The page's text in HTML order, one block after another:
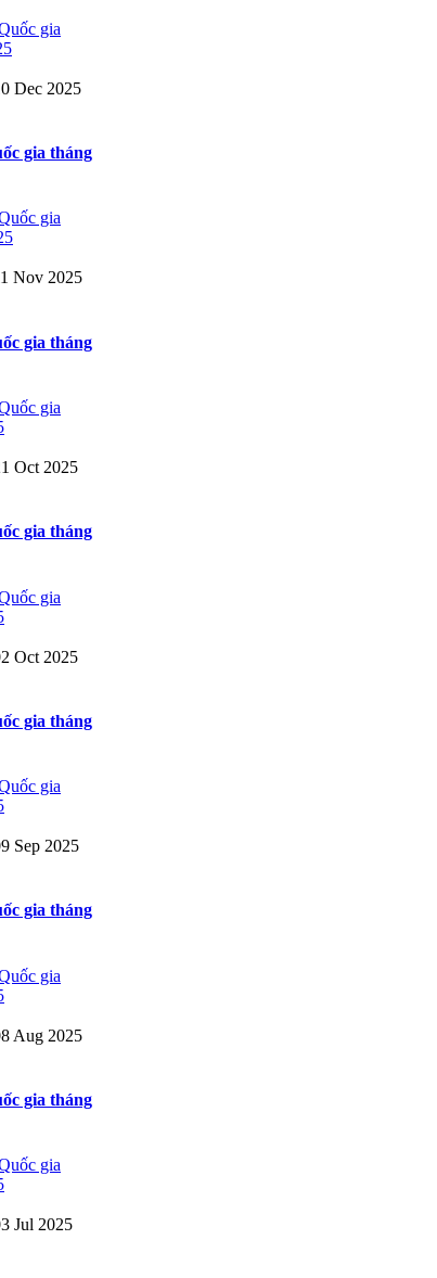
Dec 2025
gia tháng
Nov 2025
gia tháng
Oct 2025
gia tháng
Oct 2025
gia tháng
Sep 2025
gia tháng
Aug 2025
gia tháng
Jul 2025